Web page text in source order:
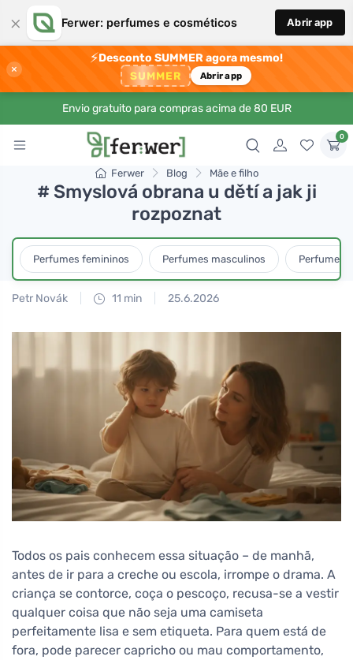
× Ferwer: perfumes e cosméticos Abrir app
×
⚡Desconto SUMMER agora mesmo!
SUMMER Abrir app
Envio gratuito para compras acima de 80 EUR
0
Ferwer Blog Mãe e filho
# Smyslová obrana u dětí a jak ji
rozpoznat
Perfumes femininos Perfumes masculinos Perfumes
Petr Novák 11 min 25.6.2026
Todos os pais conhecem essa situação – de manhã,
antes de ir para a creche ou escola, irrompe o drama. A
criança se contorce, coça o pescoço, recusa-se a vestir
qualquer coisa que não seja uma camiseta
perfeitamente lisa e sem etiqueta. Para quem está de
fora, pode parecer capricho ou mau comportamento,